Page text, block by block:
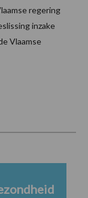
regering
inzake
Vlaamse